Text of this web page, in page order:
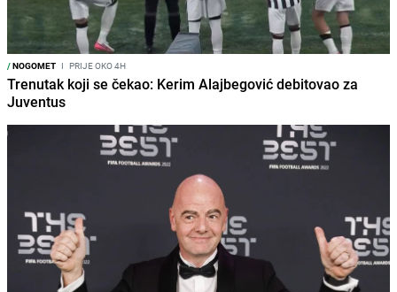
/NOGOMET I PRIJE OKO 4H
Trenutak koji se čekao: Kerim Alajbegović debitovao za
Juventus